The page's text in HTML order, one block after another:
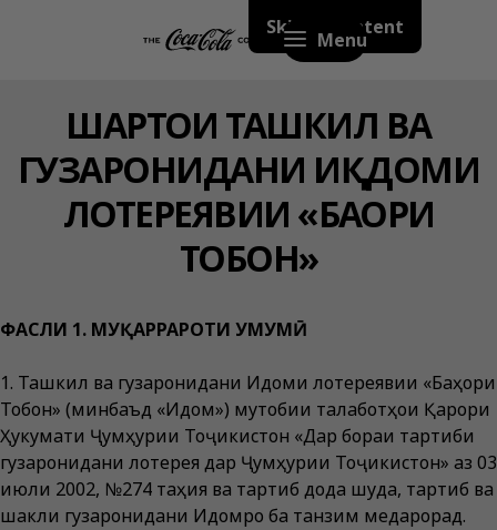
Skip to content
Menu
ШАРТҲОИ ТАШКИЛ ВА
ГУЗАРОНИДАНИ ИҚДОМИ
ЛОТЕРЕЯВИИ «БАҲОРИ
ТОБОН»
ФАСЛИ 1. МУҚАРРАРОТИ УМУМӢ
1. Ташкил ва гузаронидани Иқдоми лотереявии «Баҳори
Тобон» (минбаъд «Иқдом») мутобиқи талаботҳои Қарори
Ҳукумати Ҷумҳурии Тоҷикистон «Дар бораи тартиби
гузаронидани лотерея дар Ҷумҳурии Тоҷикистон» аз 03
июли 2002, №274 таҳия ва тартиб дода шуда, тартиб ва
шакли гузаронидани Иқдомро ба танзим медарорад.